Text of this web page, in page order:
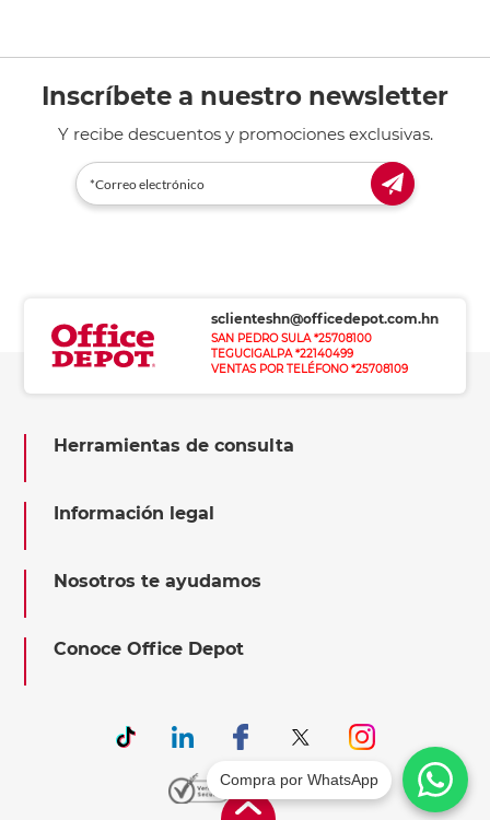
Inscríbete a nuestro newsletter
Y recibe descuentos y promociones exclusivas.
sclienteshn@officedepot.com.hn
SAN PEDRO SULA *25708100
TEGUCIGALPA *22140499
VENTAS POR TELÉFONO *25708109
Herramientas de consulta
Información legal
Nosotros te ayudamos
Conoce Office Depot
Compra por WhatsApp